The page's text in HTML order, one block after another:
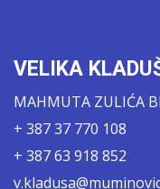
VELIKA
MAHMUTA ZULIĆA
+ 387 37 770 108
+ 387 63 918 852